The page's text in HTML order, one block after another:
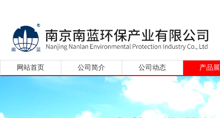
网站首页 公司简介 公司动态 产品